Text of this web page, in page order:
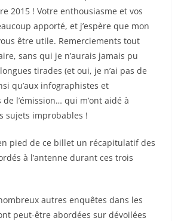
2015 ! Votre enthousiasme et vos
apporté, et j’espère que mon
être utile. Remerciements tout
sans qui je n’aurais jamais pu
tirades (et oui, je n’ai pas de
qu’aux infographistes et
l’émission… qui m’ont aidé à
sujets improbables !
pied de ce billet un récapitulatif des
à l’antenne durant ces trois
autres enquêtes dans les
peut-être abordées sur dévoilées